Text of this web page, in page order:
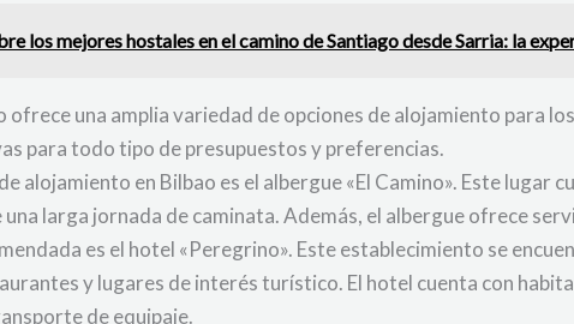
los mejores hostales en el camino de Santiago desde Sarria: la
ofrece una amplia variedad de opciones de alojamiento para
para todo tipo de presupuestos y preferencias.
alojamiento en Bilbao es el albergue «El Camino». Este
una larga jornada de caminata. Además, el albergue ofrece
es el hotel «Peregrino». Este establecimiento se
y lugares de interés turístico. El hotel cuenta con
de equipaje.